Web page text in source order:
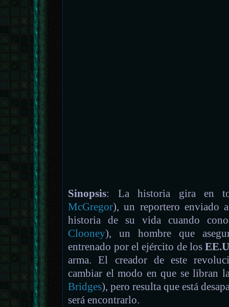
Sinopsis: La historia gira en
McGregor), un reportero enviado
historia de su vida cuando
Clooney), un hombre que
entrenado por el ejército de los
arma. El creador de este
cambiar el modo en que se libran
Bridges), pero resulta que está
será encontrarlo.